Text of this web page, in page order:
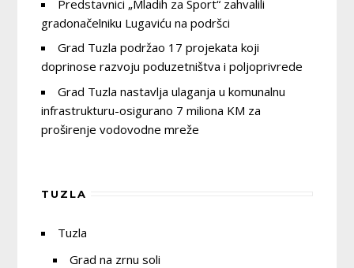
Predstavnici „Mladih za Sport“ zahvalili
gradonačelniku Lugaviću na podršci
Grad Tuzla podržao 17 projekata koji
doprinose razvoju poduzetništva i poljoprivrede
Grad Tuzla nastavlja ulaganja u komunalnu
infrastrukturu-osigurano 7 miliona KM za
proširenje vodovodne mreže
TUZLA
Tuzla
Grad na zrnu soli